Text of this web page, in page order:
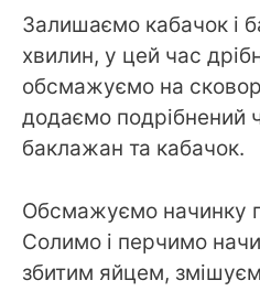
Залишаємо кабачок і
хвилин, у цей час
обсмажуємо на
додаємо подрібнений
баклажан та кабачок.
Обсмажуємо начинку
Солимо і перчимо
збитим яйцем,